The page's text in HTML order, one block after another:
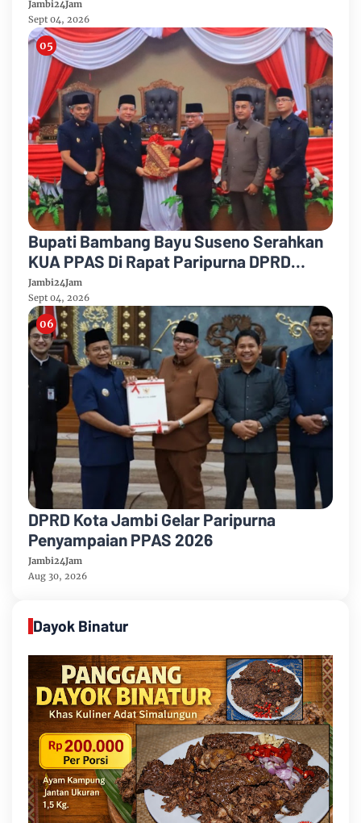
Anggaran 2026
Jambi24Jam
Sept 04, 2026
Bupati Bambang Bayu Suseno Serahkan
KUA PPAS Di Rapat Paripurna DPRD
Muarojambi
Jambi24Jam
Sept 04, 2026
DPRD Kota Jambi Gelar Paripurna
Penyampaian PPAS 2026
Jambi24Jam
Aug 30, 2026
Dayok Binatur